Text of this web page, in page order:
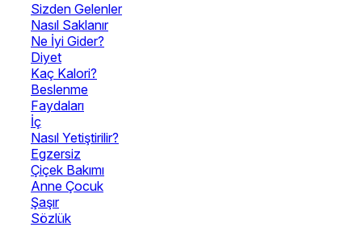
Sizden Gelenler
Nasıl Saklanır
Ne İyi Gider?
Diyet
Kaç Kalori?
Beslenme
Faydaları
İç
Nasıl Yetiştirilir?
Egzersiz
Çiçek Bakımı
Anne Çocuk
Şaşır
Sözlük